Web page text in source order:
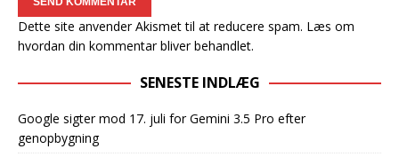
Dette site anvender Akismet til at reducere spam. Læs om
hvordan din kommentar bliver behandlet.
SENESTE INDLÆG
Google sigter mod 17. juli for Gemini 3.5 Pro efter
genopbygning